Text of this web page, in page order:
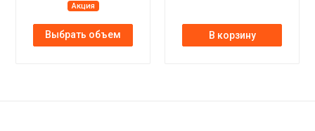
Акция
Выбрать объем В корзину